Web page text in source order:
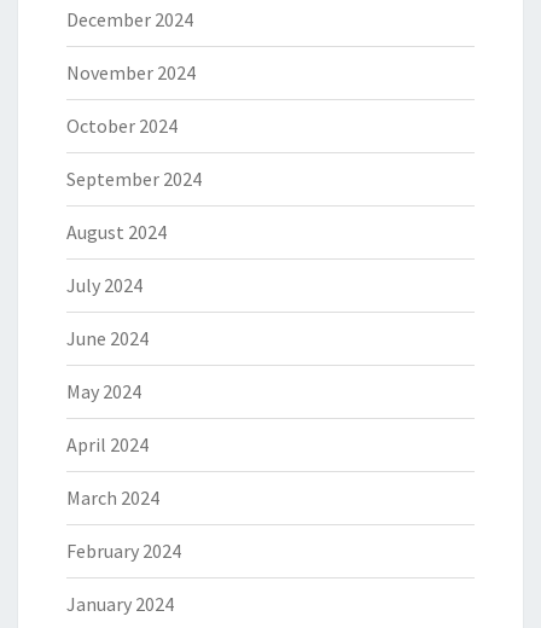
December 2024
November 2024
October 2024
September 2024
August 2024
July 2024
June 2024
May 2024
April 2024
March 2024
February 2024
January 2024